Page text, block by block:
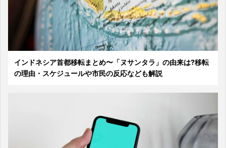
インドネシア首都移転まとめ〜「ヌサンタラ」の由来は?移転
の理由・スケジュールや市民の反応なども解説